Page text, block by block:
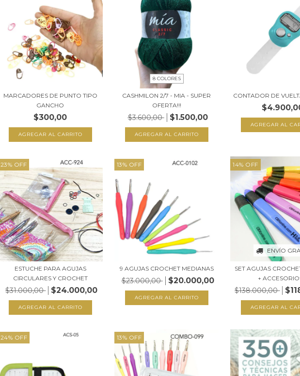
MARCADORES DE PUNTO TIPO
GANCHO
$300,00
AGREGAR AL CARRITO
8 COLORES
CASHMILON 2/7 - MIA - SUPER
OFERTA!!!
$3.600,00 $1.500,00
AGREGAR AL CARRITO
CONTADOR DE
23% OFF
ESTUCHE PARA AGUJAS
CIRCULARES Y CROCHET
$31.000,00 $24.000,00
AGREGAR AL CARRITO
13% OFF
9 AGUJAS CROCHET MEDIANAS
$23.000,00 $20.000,00
14% OFF
ENVÍO
SET AGUJAS
+
$138.000,00
24% OFF 13% OFF